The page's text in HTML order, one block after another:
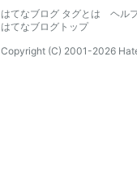
はてなブログ タグとは
ヘル
はてなブログトップ
Copyright (C) 2001-2026